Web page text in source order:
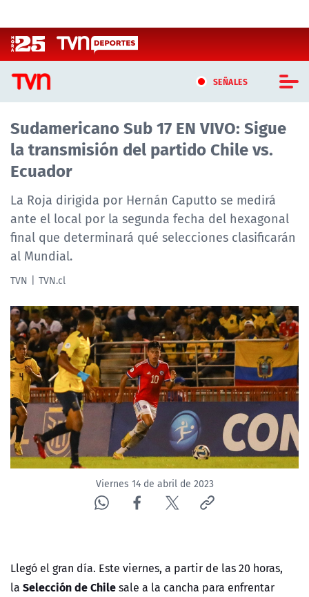
SEÑALES
CASTING MASTERCHEF CHILE
CASTING TVN VERTICAL
TVN VERTICAL
TVN PLAY
PROGRAMAS
NTV
ACTUALIDAD Y TENDENCIAS
CORPORATIVO Y TRANSPARENCIA
CANAL DE DENUNCIAS
ÁREA DE PROYECTOS
Sudamericano Sub 17 EN VIVO: Sigue
la transmisión del partido Chile vs.
Ecuador
La Roja dirigida por Hernán Caputto se medirá
ante el local por la segunda fecha del hexagonal
final que determinará qué selecciones clasificarán
al Mundial.
TVN TVN.cl
Viernes 14 de abril de 2023
Llegó el gran día. Este viernes, a partir de las 20 horas,
la Selección de Chilesale a la cancha para enfrentar